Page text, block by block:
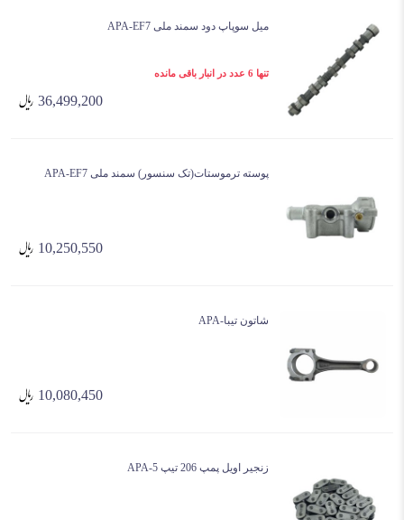
میل سوپاپ دود سمند ملی APA-EF7
تنها 6 عدد در انبار باقی مانده
36,499,200
پوسته ترموستات(تک سنسور) سمند ملی APA-EF7
10,250,550
شاتون تیبا-APA
10,080,450
زنجیر اویل پمپ 206 تیپ 5-APA